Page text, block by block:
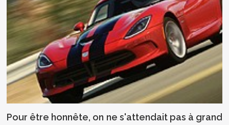
Pour être honnête, on ne s'attendait pas à grand